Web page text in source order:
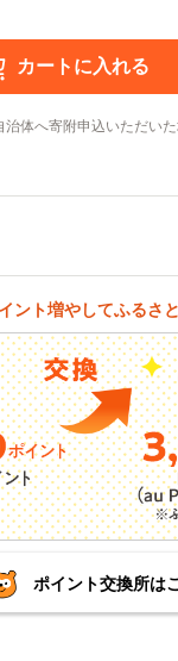
治体へ寄附申込いただい
ント増やしてふるさ
ポイント交換所は